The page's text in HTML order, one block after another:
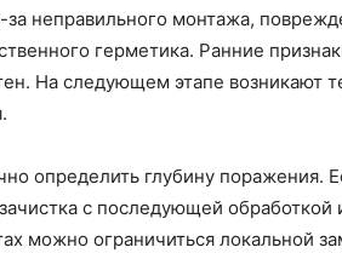
за неправильного монтажа,
герметика. Ранние
На следующем этапе возникают
определить глубину поражения.
с последующей
можно ограничиться локальной